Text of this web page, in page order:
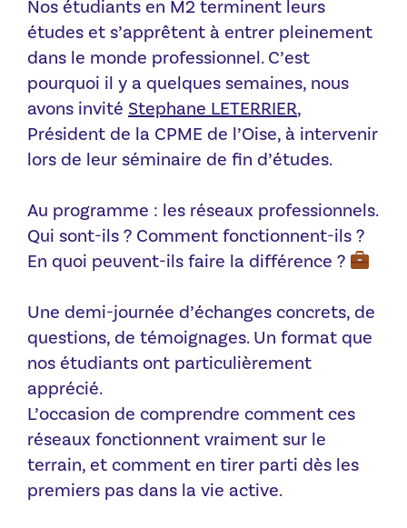
Nos étudiants en M2 terminent leurs
études et s’apprêtent à entrer pleinement
dans le monde professionnel. C’est
pourquoi il y a quelques semaines, nous
avons invité Stephane LETERRIER,
Président de la CPME de l’Oise, à intervenir
lors de leur séminaire de fin d’études.
Au programme : les réseaux professionnels.
Qui sont-ils ? Comment fonctionnent-ils ?
En quoi peuvent-ils faire la différence ?
Une demi-journée d’échanges concrets, de
questions, de témoignages. Un format que
nos étudiants ont particulièrement
apprécié.
L’occasion de comprendre comment ces
réseaux fonctionnent vraiment sur le
terrain, et comment en tirer parti dès les
premiers pas dans la vie active.